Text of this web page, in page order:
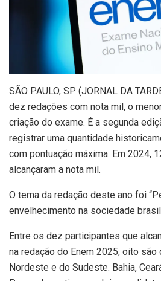
SÃO PAULO, SP (JORNAL DA
dez redações com nota mil, o
criação do exame. É a segunda
registrar uma quantidade
com pontuação máxima. Em 2024,
alcançaram a nota mil.
O tema da redação deste ano foi
envelhecimento na sociedade
Entre os dez participantes que
na redação do Enem 2025, oito
Nordeste e do Sudeste. Bahia,